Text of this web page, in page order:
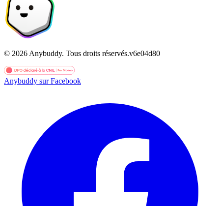
© 2026 Anybuddy. Tous droits réservés.v6e04d80
Anybuddy sur Facebook